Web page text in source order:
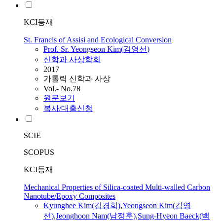
KCI등재
St. Francis of Assisi and Ecological Conversion
Prof. Sr. Yeongseon Kim(김영선)
신학과 사상학회
2017
가톨릭 신학과 사상
Vol.- No.78
원문보기
복사/대출신청
SCIE
SCOPUS
KCI등재
Mechanical Properties of Silica-coated Multi-walled Carbon
Nanotube/Epoxy Composites
Kyunghee Kim(김경희),Yeongseon Kim(김영
선),Jeonghoon Nam(남정훈),Sung-Hyeon Baeck(백